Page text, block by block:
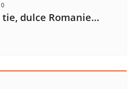
0
tie, dulce Romanie…